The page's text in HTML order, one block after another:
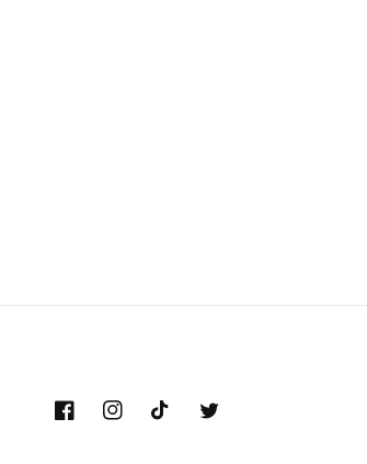
FacebookInstagramTikTok Gazouillement